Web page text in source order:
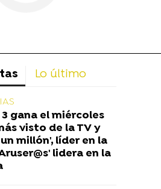
Lo último
gana el miércoles
visto de la TV y
millón', líder en la
lidera en la